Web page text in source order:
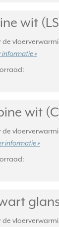
wit (LS
de
informatie »
wit
de
informatie »
glans
de